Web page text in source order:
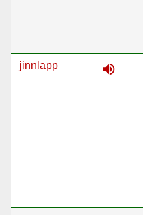
jinnlapp volume_up